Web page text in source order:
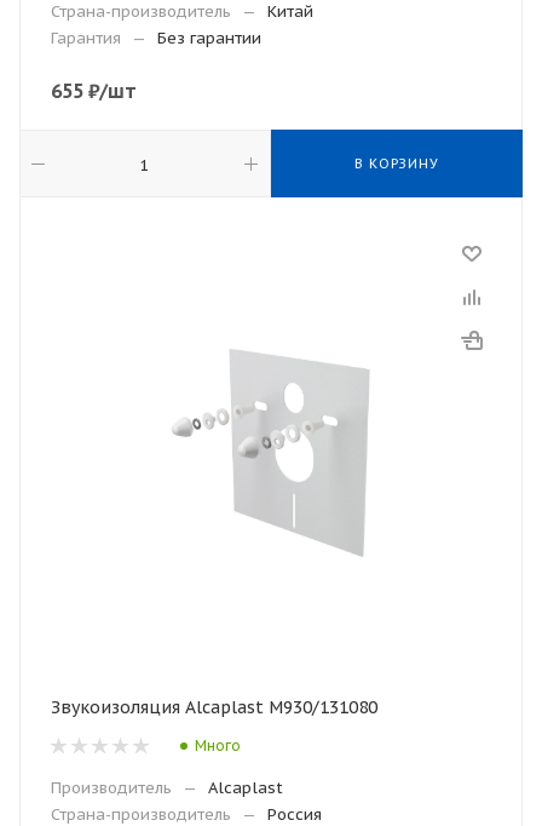
Страна-производитель
—
Китай
Гарантия
— Без гарантии
655 ₽/шт
В КОРЗИНУ
Звукоизоляция Alcaplast M930/131080
Много
Производитель —
Alcaplast
Страна-производитель
—
Россия